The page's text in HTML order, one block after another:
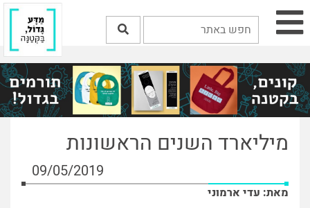
מיליארד השנים הראשונות
09/05/2019
מאת: עדי ארמוני